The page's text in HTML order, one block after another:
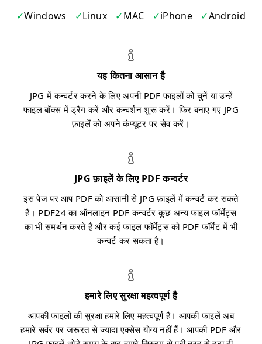
Windows Linux MAC iPhone Android
यह कितना आसान है
JPG में कन्वर्टर करने के लिए अपनी PDF फाइलों को चुनें या उन्हें
फाइल बॉक्स में ड्रैग करें और कन्वर्शन शुरू करें। फिर बनाए गए JPG
फ़ाइलें को अपने कंप्यूटर पर सेव करें।
JPG फ़ाइलें के लिए PDF कन्वर्टर
इस पेज पर आप PDF को आसानी से JPG फ़ाइलें में कन्वर्ट कर सकते
हैं। PDF24 का ऑनलाइन PDF कन्वर्टर कुछ अन्य फाइल फॉर्मेट्स
का भी समर्थन करते है और कई फाइल फॉर्मेट्स को PDF फॉर्मेट में भी
कन्वर्ट कर सकता है।
हमारे लिए सुरक्षा महत्वपूर्ण है
आपकी फाइलों की सुरक्षा हमारे लिए महत्वपूर्ण है। आपकी फाइलें अब
हमारे सर्वर पर जरूरत से ज्यादा एक्सेस योग्य नहीं हैं। आपकी PDF और